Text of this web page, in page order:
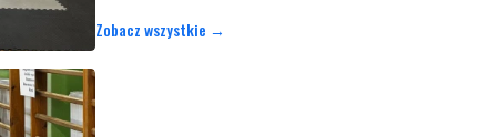
Zobacz wszystkie →